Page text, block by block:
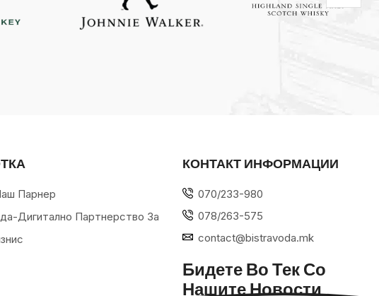
Парнер
Дигитално Партнерство За
КОНТАКТ ИНФОРМАЦИИ
070/233-980
078/263-575
contact@bistravoda.mk
Бидете Во Тек Со
Нашите Новости